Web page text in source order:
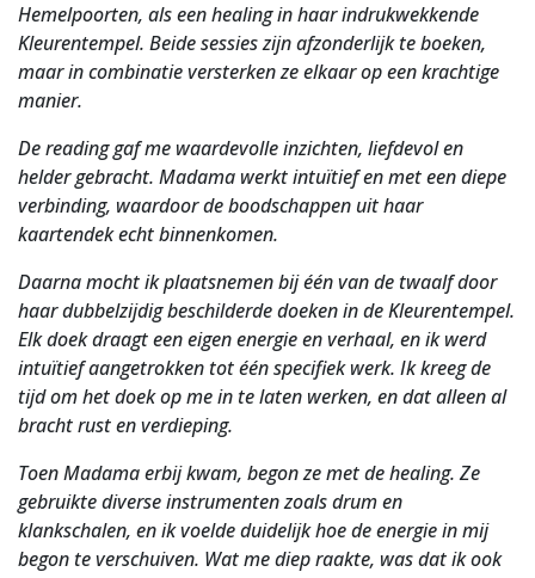
Hemelpoorten, als een healing in haar indrukwekkende
Kleurentempel. Beide sessies zijn afzonderlijk te boeken,
maar in combinatie versterken ze elkaar op een krachtige
manier.
De reading gaf me waardevolle inzichten, liefdevol en
helder gebracht. Madama werkt intuïtief en met een diepe
verbinding, waardoor de boodschappen uit haar
kaartendek echt binnenkomen.
Daarna mocht ik plaatsnemen bij één van de twaalf door
haar dubbelzijdig beschilderde doeken in de Kleurentempel.
Elk doek draagt een eigen energie en verhaal, en ik werd
intuïtief aangetrokken tot één specifiek werk. Ik kreeg de
tijd om het doek op me in te laten werken, en dat alleen al
bracht rust en verdieping.
Toen Madama erbij kwam, begon ze met de healing. Ze
gebruikte diverse instrumenten zoals drum en
klankschalen, en ik voelde duidelijk hoe de energie in mij
begon te verschuiven. Wat me diep raakte, was dat ik ook